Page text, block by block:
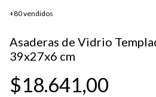
+80 vendidos
Asaderas de Vidrio
39x27x6 cm
$18.641,00